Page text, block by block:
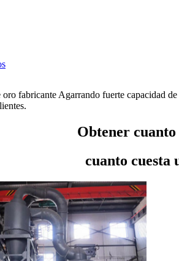
fabricante Agarrando fuerte capacidad
Obtener
cuanto cuesta